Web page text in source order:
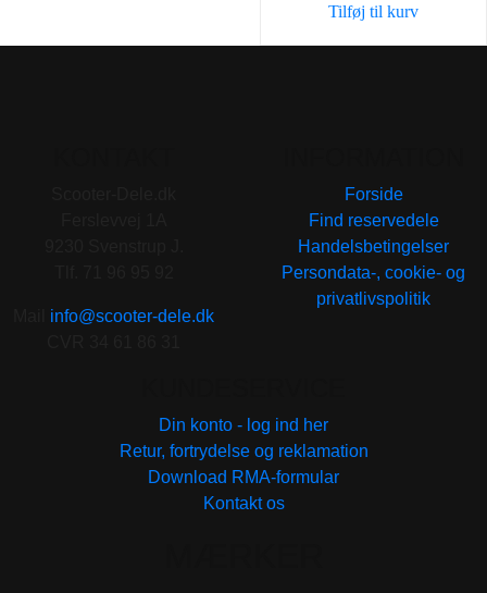
5,95 kr..
Tilføj til kurv
info@scooter-dele.dk
Forside
Find reservedele
Handelsbetingelser
Persondata-, cookie- og
privatlivspolitik
Din konto - log ind her
Retur, fortrydelse og reklamation
Download RMA-formular
Kontakt os